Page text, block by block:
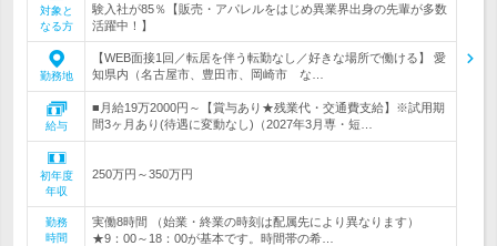
対象と
なる方
験入社が85％【販売・アパレルをはじめ異業界出身の先輩が多数
活躍中！】
勤務地
【WEB面接1回／転居を伴う転勤なし／好きな場所で働ける】 愛
知県内（名古屋市、豊田市、岡崎市 な…
給与
■月給19万2000円～【賞与あり★残業代・交通費支給】※試用期
間3ヶ月あり(待遇に変動なし)（2027年3月専・短…
初年度
年収
250万円～350万円
勤務
時間
実働8時間 （始業・終業の時刻は配属先により異なります）
★9：00～18：00が基本です。時間帯の希…